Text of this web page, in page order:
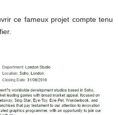
ce fameux projet compte tenu